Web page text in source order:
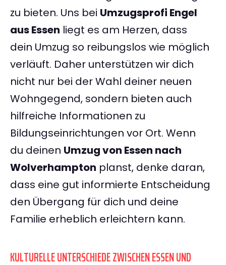
zu bieten. Uns bei Umzugsprofi Engel
aus Essen liegt es am Herzen, dass
dein Umzug so reibungslos wie möglich
verläuft. Daher unterstützen wir dich
nicht nur bei der Wahl deiner neuen
Wohngegend, sondern bieten auch
hilfreiche Informationen zu
Bildungseinrichtungen vor Ort. Wenn
du deinen Umzug von Essen nach
Wolverhampton planst, denke daran,
dass eine gut informierte Entscheidung
den Übergang für dich und deine
Familie erheblich erleichtern kann.
KULTURELLE UNTERSCHIEDE ZWISCHEN ESSEN UND